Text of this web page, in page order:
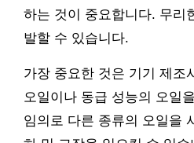
하는 것이 중요합니다. 무리
발할 수 있습니다.
가장 중요한 것은 기기 제조
오일이나 동급 성능의 오일
임의로 다른 종류의 오일을